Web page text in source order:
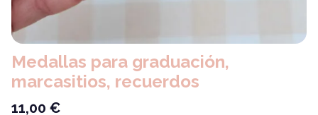
Medallas para graduación,
marcasitios, recuerdos
11,00 €